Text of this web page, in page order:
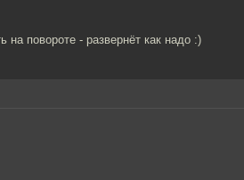
на повороте - развернёт как надо :)